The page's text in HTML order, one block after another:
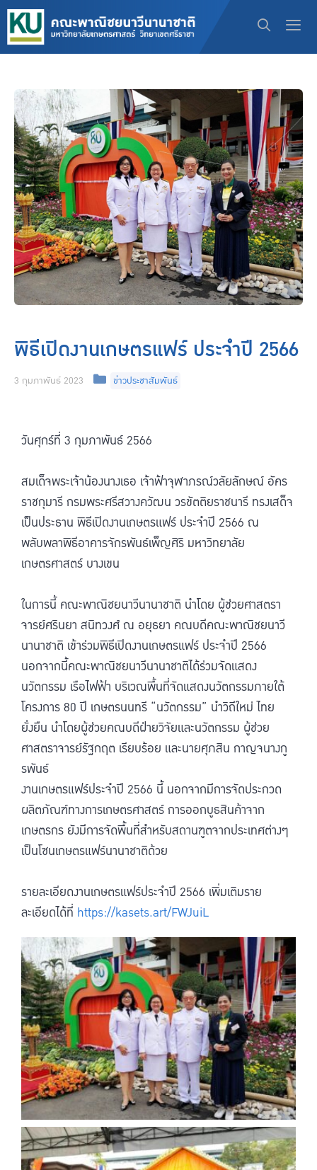
พิธีเปิดงานเกษตรแฟร์ ประจำปี 2566
3 กุมภาพันธ์ 2023 ข่าวประชาสัมพันธ์
วันศุกร์ที่ 3 กุมภาพันธ์ 2566
สมเด็จพระเจ้าน้องนางเธอ เจ้าฟ้าจุฬาภรณ์วลัยลักษณ์ อัคร
ราชกุมารี กรมพระศรีสวางควัฒน วรขัตติยราชนารี ทรงเสด็จ
เป็นประธาน พิธีเปิดงานเกษตรแฟร์ ประจำปี 2566 ณ
พลับพลาพิธีอาคารจักรพันธ์เพ็ญศิริ มหาวิทยาลัย
เกษตรศาสตร์ บางเขน
ในการนี้ คณะพาณิชยนาวีนานาชาติ นำโดย ผู้ช่วยศาสตรา
จารย์ศรินยา สนิทวงศ์ ณ อยุธยา คณบดีคณะพาณิชยนาวี
นานาชาติ เข้าร่วมพิธีเปิดงานเกษตรแฟร์ ประจำปี 2566
นอกจากนี้คณะพาณิชยนาวีนานาชาติได้ร่วมจัดแสดง
นวัตกรรม เรือไฟฟ้า บริเวณพื้นที่จัดแสดงนวัตกรรมภายใต้
โครงการ 80 ปี เกษตรนนทรี “นวัตกรรม” นำวิถีใหม่ ไทย
ยั่งยืน นำโดยผู้ช่วยคณบดีฝ่ายวิจัยและนวัตกรรม ผู้ช่วย
ศาสตราจารย์รัฐกฤต เรียบร้อย และนายศุภสิน กาญจนางกู
รพันธ์
งานเกษตรแฟร์ประจำปี 2566 นี้ นอกจากมีการจัดประกวด
ผลิตภัณฑ์ทางการเกษตรศาสตร์ การออกบูธสินค้าจาก
เกษตรกร ยังมีการจัดพื้นที่สำหรับสถานฑูตจากประเทศต่างๆ
เป็นโซนเกษตรแฟร์นานาชาติด้วย
รายละเอียดงานเกษตรแฟร์ประจำปี 2566 เพิ่มเติมราย
ละเอียดได้ที่ https://kasets.art/FWJuiL